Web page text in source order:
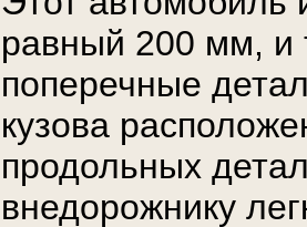
равный 200 мм, и
поперечные
кузова
продольных
внедорожнику